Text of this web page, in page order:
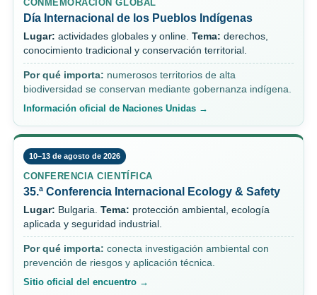
CONMEMORACIÓN GLOBAL
Día Internacional de los Pueblos Indígenas
Lugar: actividades globales y online. Tema: derechos,
conocimiento tradicional y conservación territorial.
Por qué importa: numerosos territorios de alta
biodiversidad se conservan mediante gobernanza indígena.
Información oficial de Naciones Unidas →
10–13 de agosto de 2026
CONFERENCIA CIENTÍFICA
35.ª Conferencia Internacional Ecology & Safety
Lugar: Bulgaria. Tema: protección ambiental, ecología
aplicada y seguridad industrial.
Por qué importa: conecta investigación ambiental con
prevención de riesgos y aplicación técnica.
Sitio oficial del encuentro →